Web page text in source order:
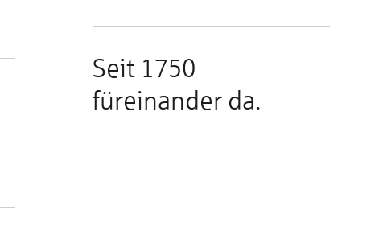
Seit 1750
füreinander da.